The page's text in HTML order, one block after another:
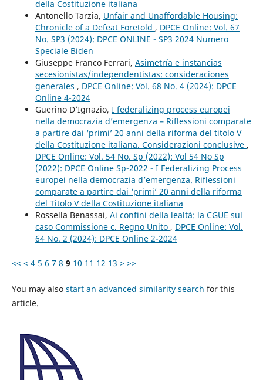
della Costituzione italiana
Antonello Tarzia, Unfair and Unaffordable Housing:
Chronicle of a Defeat Foretold , DPCE Online: Vol. 67
No. SP3 (2024): DPCE ONLINE - SP3 2024 Numero
Speciale Biden
Giuseppe Franco Ferrari, Asimetría e instancias
secesionistas/independentistas: consideraciones
generales , DPCE Online: Vol. 68 No. 4 (2024): DPCE
Online 4-2024
Guerino D’Ignazio, I federalizing process europei
nella democrazia d’emergenza – Riflessioni comparate
a partire dai ‘primi’ 20 anni della riforma del titolo V
della Costituzione italiana. Considerazioni conclusive ,
DPCE Online: Vol. 54 No. Sp (2022): Vol 54 No Sp
(2022): DPCE Online Sp-2022 - I Federalizing Process
europei nella democrazia d’emergenza. Riflessioni
comparate a partire dai ‘primi’ 20 anni della riforma
del Titolo V della Costituzione italiana
Rossella Benassai, Ai confini della lealtà: la CGUE sul
caso Commissione c. Regno Unito , DPCE Online: Vol.
64 No. 2 (2024): DPCE Online 2-2024
<< < 4 5 6 7 8 9 10 11 12 13 > >>
You may also start an advanced similarity search for this
article.